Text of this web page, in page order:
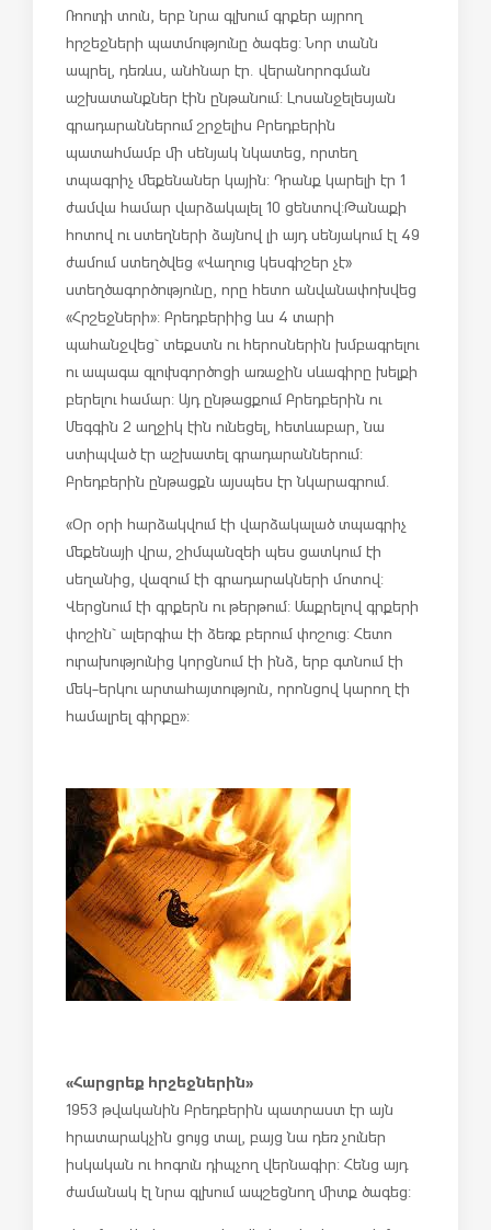
Ռոուդի տուն, երբ նրա գլխում գրքեր այրող
հրշեջների պատմությունը ծագեց: Նոր տանն
ապրել, դեռևս, անհնար էր. վերանորոգման
աշխատանքներ էին ընթանում: Լոսանջելեսյան
գրադարաններում շրջելիս Բրեդբերին
պատահմամբ մի սենյակ նկատեց, որտեղ
տպագրիչ մեքենաներ կային: Դրանք կարելի էր 1
ժամվա համար վարձակալել 10 ցենտով: Թանաքի
հոտով ու ստեղների ձայնով լի այդ սենյակում էլ 49
ժամում ստեղծվեց «Վաղուց կեսգիշեր չէ»
ստեղծագործությունը, որը հետո անվանափոխվեց
«Հրշեջների»: Բրեդբերիից ևս 4 տարի
պահանջվեց` տեքստն ու հերոսներին խմբագրելու
ու ապագա գլուխգործոցի առաջին սևագիրը խելքի
բերելու համար: Այդ ընթացքում Բրեդբերին ու
Մեգգին 2 աղջիկ էին ունեցել, հետևաբար, նա
ստիպված էր աշխատել գրադարաններում:
Բրեդբերին ընթացքն այսպես էր նկարագրում.
«Օր օրի հարձակվում էի վարձակալած տպագրիչ
մեքենայի վրա, շիմպանզեի պես ցատկում էի
սեղանից, վազում էի գրադարակների մոտով:
Վերցնում էի գրքերն ու թերթում: Մաքրելով գրքերի
փոշին` ալերգիա էի ձեռք բերում փոշուց: Հետո
ուրախությունից կորցնում էի ինձ, երբ գտնում էի
մեկ-երկու արտահայտություն, որոնցով կարող էի
համալրել գիրքը»:
«Հարցրեք հրշեջներին»
1953 թվականին Բրեդբերին պատրաստ էր այն
հրատարակչին ցույց տալ, բայց նա դեռ չուներ
իսկական ու հոգուն դիպչող վերնագիր: Հենց այդ
ժամանակ էլ նրա գլխում ապշեցնող միտք ծագեց: